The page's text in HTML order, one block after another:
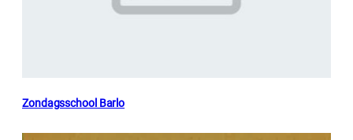
Zondagsschool Barlo